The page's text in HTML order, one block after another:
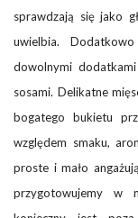
sprawdzają się jako
uwielbia.
dowolnymi
sosami. Delikatne
bogatego bukietu
względem smaku,
proste i mało
przygotowujemy w